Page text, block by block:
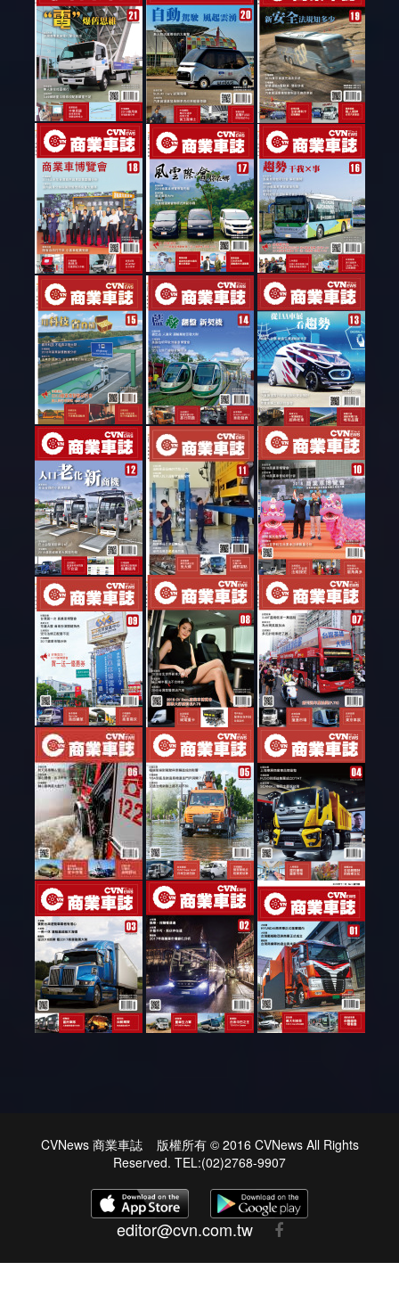
CVNews 商業車誌 版權所有 © 2016 CVNews All Rights
Reserved. TEL:(02)2768-9907
editor@cvn.com.tw